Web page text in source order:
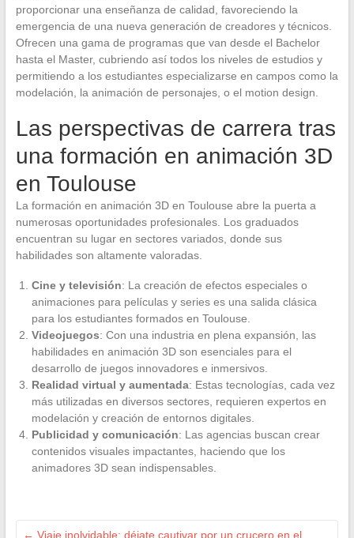
proporcionar una enseñanza de calidad, favoreciendo la
emergencia de una nueva generación de creadores y técnicos.
Ofrecen una gama de programas que van desde el Bachelor
hasta el Master, cubriendo así todos los niveles de estudios y
permitiendo a los estudiantes especializarse en campos como la
modelación, la animación de personajes, o el motion design.
Las perspectivas de carrera tras
una formación en animación 3D
en Toulouse
La formación en animación 3D en Toulouse abre la puerta a
numerosas oportunidades profesionales. Los graduados
encuentran su lugar en sectores variados, donde sus
habilidades son altamente valoradas.
Cine y televisión: La creación de efectos especiales o
animaciones para películas y series es una salida clásica
para los estudiantes formados en Toulouse.
Videojuegos: Con una industria en plena expansión, las
habilidades en animación 3D son esenciales para el
desarrollo de juegos innovadores e inmersivos.
Realidad virtual y aumentada: Estas tecnologías, cada vez
más utilizadas en diversos sectores, requieren expertos en
modelación y creación de entornos digitales.
Publicidad y comunicación: Las agencias buscan crear
contenidos visuales impactantes, haciendo que los
animadores 3D sean indispensables.
← Viaje inolvidable: déjate cautivar por un crucero en el